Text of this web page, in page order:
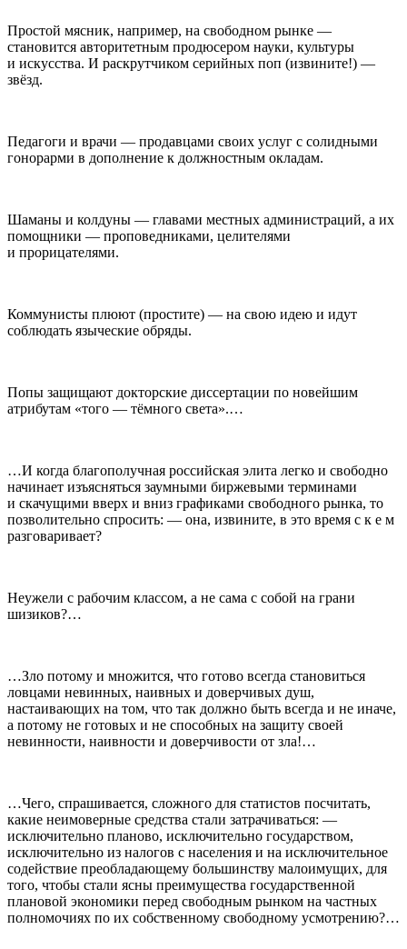
Простой мясник, например, на свободном рынке —
становится авторитетным продюсером науки, культуры
и искусства. И раскрутчиком серийных поп (извините!) —
звёзд.
Педагоги и врачи — продавцами своих услуг с солидными
гонорарми в дополнение к должностным окладам.
Шаманы и колдуны — главами местных администраций, а их
помощники — проповедниками, целителями
и прорицателями.
Коммунисты плюют (простите) — на свою идею и идут
соблюдать языческие обряды.
Попы защищают докторские диссертации по новейшим
атрибутам «того — тёмного света».…
…И когда благополучная российская элита легко и свободно
начинает изъясняться заумными биржевыми терминами
и скачущими вверх и вниз графиками свободного рынка, то
позволительно спросить: — она, извините, в это время с к е м
разговаривает?
Неужели с рабочим классом, а не сама с собой на грани
шизиков?…
…Зло потому и множится, что готово всегда становиться
ловцами невинных, наивных и доверчивых душ,
настаивающих на том, что так должно быть всегда и не иначе,
а потому не готовых и не способных на защиту своей
невинности, наивности и доверчивости от зла!…
…Чего, спрашивается, сложного для статистов посчитать,
какие неимоверные средства стали затрачиваться: —
исключительно планово, исключительно государством,
исключительно из налогов с населения и на исключительное
содействие преобладающему большинству малоимущих, для
того, чтобы стали ясны преимущества государственной
плановой экономики перед свободным рынком на частных
полномочиях по их собственному свободному усмотрению?…